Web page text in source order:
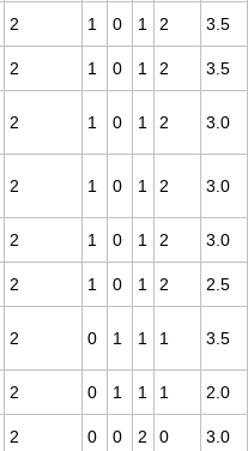
2 1 0 1 2 3.5
2 1 0 1 2 3.5
2 1 0 1 2 3.0
2 1 0 1 2 3.0
2 1 0 1 2 3.0
2 1 0 1 2 2.5
2 0 1 1 1 3.5
2 0 1 1 1 2.0
2 0 0 2 0 3.0